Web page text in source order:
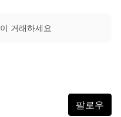
거래하세요
팔로우